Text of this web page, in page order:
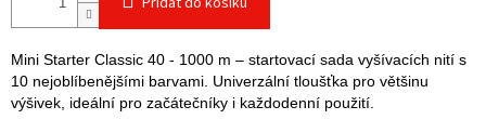
Mini Starter Classic 40 - 1000 m – startovací sada vyšívacích nití s
10 nejoblíbenějšími barvami. Univerzální tloušťka pro většinu
výšivek, ideální pro začátečníky i každodenní použití.